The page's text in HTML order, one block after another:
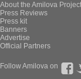
About the Amilova Project
Press Reviews
Press kit
Banners
Advertise
Official Partners
Follow Amilova on